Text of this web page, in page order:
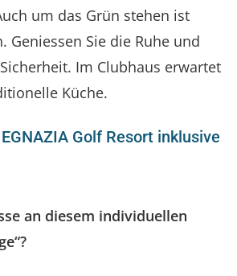
um das Grün stehen ist
Geniessen Sie die Ruhe und
Im Clubhaus erwartet
Küche.
Golf Resort inklusive
an diesem individuellen